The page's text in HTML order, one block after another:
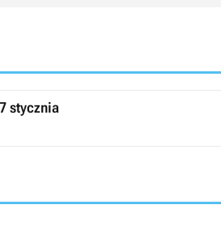
17 stycznia